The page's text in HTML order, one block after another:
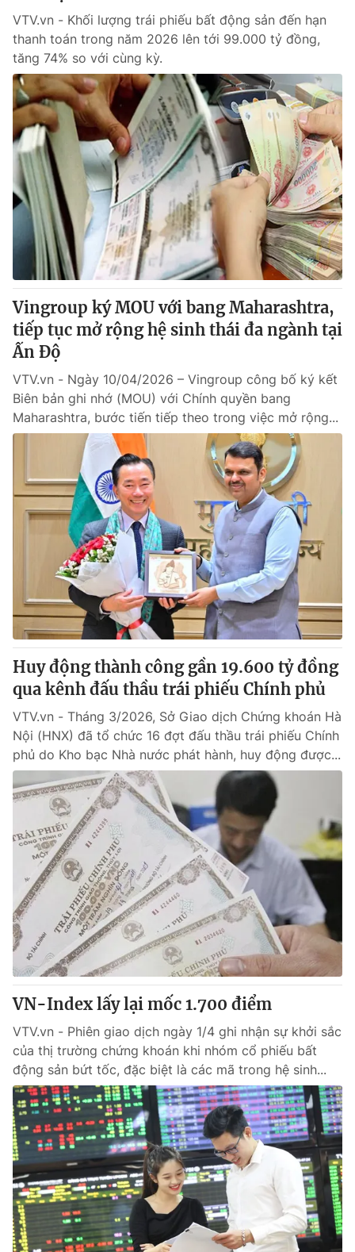
VTV.vn - Khối lượng trái phiếu bất động sản đến hạn
thanh toán trong năm 2026 lên tới 99.000 tỷ đồng,
tăng 74% so với cùng kỳ.
Vingroup ký MOU với bang Maharashtra,
tiếp tục mở rộng hệ sinh thái đa ngành tại
Ấn Độ
VTV.vn - Ngày 10/04/2026 – Vingroup công bố ký kết
Biên bản ghi nhớ (MOU) với Chính quyền bang
Maharashtra, bước tiến tiếp theo trong việc mở rộng...
Huy động thành công gần 19.600 tỷ đồng
qua kênh đấu thầu trái phiếu Chính phủ
VTV.vn - Tháng 3/2026, Sở Giao dịch Chứng khoán Hà
Nội (HNX) đã tổ chức 16 đợt đấu thầu trái phiếu Chính
phủ do Kho bạc Nhà nước phát hành, huy động được...
VN-Index lấy lại mốc 1.700 điểm
VTV.vn - Phiên giao dịch ngày 1/4 ghi nhận sự khởi sắc
của thị trường chứng khoán khi nhóm cổ phiếu bất
động sản bứt tốc, đặc biệt là các mã trong hệ sinh...